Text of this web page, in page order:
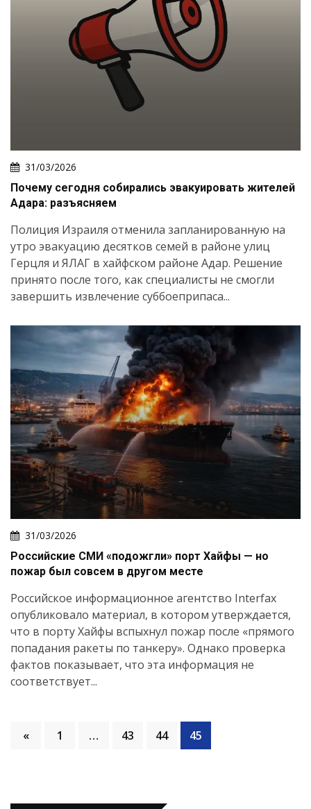
Искать
31/03/2026
Почему сегодня собирались эвакуировать жителей
Адара: разъясняем
Полиция Израиля отменила запланированную на
утро эвакуацию десятков семей в районе улиц
Герцля и ЯЛАГ в хайфском районе Адар. Решение
принято после того, как специалисты не смогли
завершить извлечение суббоеприпаса...
31/03/2026
Российские СМИ «подожгли» порт Хайфы — но
пожар был совсем в другом месте
Российское информационное агентство Interfax
опубликовало материал, в котором утверждается,
что в порту Хайфы вспыхнул пожар после «прямого
попадания ракеты по танкеру». Однако проверка
фактов показывает, что эта информация не
соответствует...
« 1 … 43 44 45